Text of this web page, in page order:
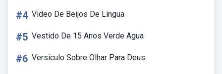
#4 Video De Beijos De Lingua
#5 Vestido De 15 Anos Verde Agua
#6 Versiculo Sobre Olhar Para Deus